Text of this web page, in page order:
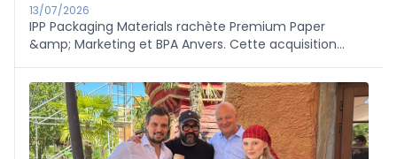
13/07/2026
IPP Packaging Materials rachète Premium Paper
&amp; Marketing et BPA Anvers. Cette acquisition
graphiques et renforce la position d'IPP en Europe
occidentale. Une fois l'intégration achevée, toutes les
activités seront regroupées sous le nom d'IPP
Packaging Materials.